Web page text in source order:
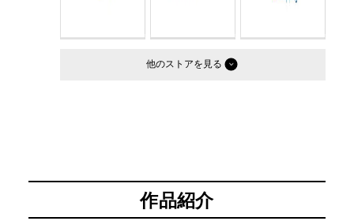
他のストア
作品紹介